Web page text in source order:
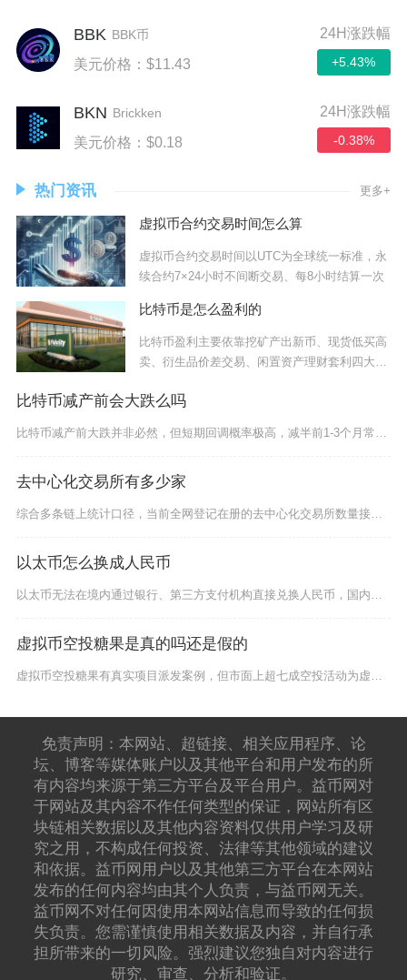
BBK BBK币
美元价格：$11.43
24H涨跌幅
+5.43%
BKN Brickken
美元价格：$0.18
24H涨跌幅
-0.38%
热门资讯 更多+
虚拟币合约交易时间怎么算
虚拟币合约交易时间以UTC为全球统一标准，永
续合约7×24小时不间断交易、每8小时结算一次
比特币是怎么盈利的
比特币盈利主要依靠挖矿产出新币、现货低买高
卖、衍生品价差交易、闲置资产理财套利四大核
比特币减产前会大跌么吗
比特币减产前大跌并非必然，但短期回调概率极高，减半前1-3个月常出现剧烈波动，长期看涨趋势
去中心化交易所有多少家
综合多条链上统计口径，当前全网登记在册的去中心化交易所数量接近910家，但具备持续链上交易
以太币怎么换成人民币
以太币无法在境内通过银行、第三方支付机构直接兑换人民币，国内明令禁止虚拟货币与法币兑换的金
虚拟币空投糖果是真的吗还是假的
虚拟币空投糖果有真实项目派发案例，但市面上超七成空投活动为虚假诈骗项目，整体呈现真空投稀缺
免责声明：本网站、超链接、相关应用程序、论
坛、博客等媒体账户以及其他平台和用户发布的所
有内容均来源于第三方平台及平台用户。益币网对
于网站及其内容不作任何类型的保证，网站所有区
块链相关数据以及其他内容资料仅供用户学习及研
究之用，不构成任何投资、法律等其他领域的建议
和依据。益币网用户以及其他第三方平台在本网站
发布的任何内容均由其个人负责，与益币网无关。
益币网不对任何因使用本网站信息而导致的任何损
失负责。您需谨慎使用相关数据及内容，并自行承
担所带来的一切风险。强烈建议您独自对内容进行
研究、审查、分析和验证。